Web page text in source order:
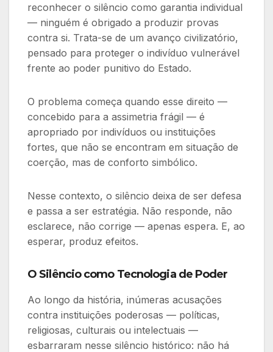
reconhecer o silêncio como garantia individual
— ninguém é obrigado a produzir provas
contra si. Trata-se de um avanço civilizatório,
pensado para proteger o indivíduo vulnerável
frente ao poder punitivo do Estado.
O problema começa quando esse direito —
concebido para a assimetria frágil — é
apropriado por indivíduos ou instituições
fortes, que não se encontram em situação de
coerção, mas de conforto simbólico.
Nesse contexto, o silêncio deixa de ser defesa
e passa a ser estratégia. Não responde, não
esclarece, não corrige — apenas espera. E, ao
esperar, produz efeitos.
O Silêncio como Tecnologia de Poder
Ao longo da história, inúmeras acusações
contra instituições poderosas — políticas,
religiosas, culturais ou intelectuais —
esbarraram nesse silêncio histórico: não há